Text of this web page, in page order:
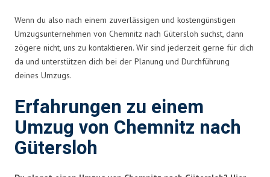
Wenn du also nach einem zuverlässigen und kostengünstigen
Umzugsunternehmen von Chemnitz nach Gütersloh suchst, dann
zögere nicht, uns zu kontaktieren. Wir sind jederzeit gerne für dich
da und unterstützen dich bei der Planung und Durchführung
deines Umzugs.
Erfahrungen zu einem
Umzug von Chemnitz nach
Gütersloh